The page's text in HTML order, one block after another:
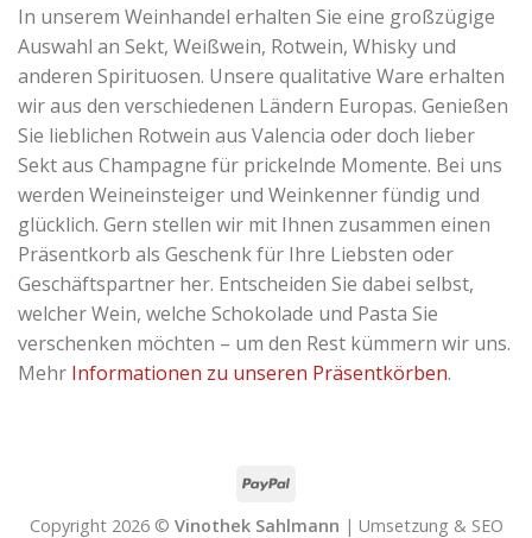
In unserem Weinhandel erhalten Sie eine großzügige
Auswahl an Sekt, Weißwein, Rotwein, Whisky und
anderen Spirituosen. Unsere qualitative Ware erhalten
wir aus den verschiedenen Ländern Europas. Genießen
Sie lieblichen Rotwein aus Valencia oder doch lieber
Sekt aus Champagne für prickelnde Momente. Bei uns
werden Weineinsteiger und Weinkenner fündig und
glücklich. Gern stellen wir mit Ihnen zusammen einen
Präsentkorb als Geschenk für Ihre Liebsten oder
Geschäftspartner her. Entscheiden Sie dabei selbst,
welcher Wein, welche Schokolade und Pasta Sie
verschenken möchten – um den Rest kümmern wir uns.
Mehr Informationen zu unseren Präsentkörben.
Copyright 2026 © Vinothek Sahlmann | Umsetzung & SEO